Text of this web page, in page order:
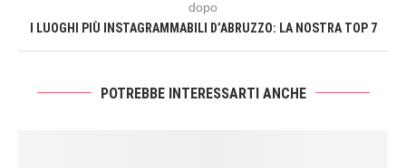
dopo
I LUOGHI PIÙ INSTAGRAMMABILI D’ABRUZZO: LA NOSTRA TOP 7
POTREBBE INTERESSARTI ANCHE